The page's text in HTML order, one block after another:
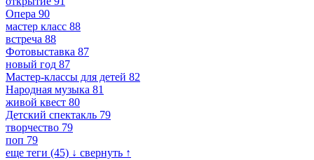
Опера 90
мастер класс 88
встреча 88
Фотовыставка 87
новый год 87
Мастер-классы для детей 82
Народная музыка 81
живой квест 80
Детский спектакль 79
творчество 79
поп 79
еще теги (45) ↓ свернуть ↑